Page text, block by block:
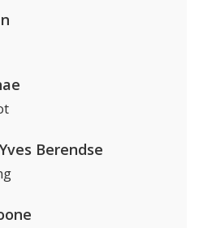
Berendse